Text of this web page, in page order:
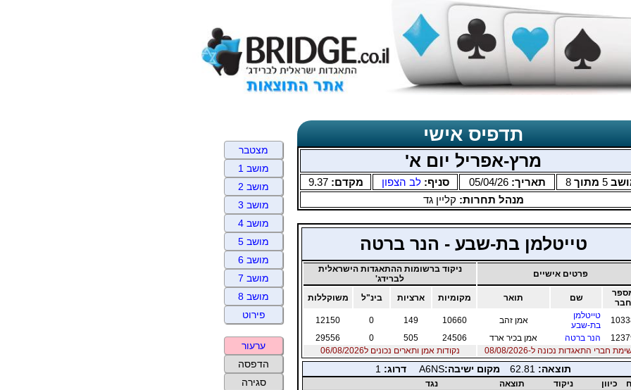
תדפיס אישי
מרץ-אפריל יום א'
5 מתוך 8 תאריך:05/04/26 סניף:לב הצפון מקדם:9.37
מנהל תחרות: קליין גד
טייטלמן בת-שבע - הנר ברטה
פרטים אישיים
ניקוד ברשומות ההתאגדות הישראלית
לברידג'
חבר
שם תואר מקומיות ארציות בינ"ל משוקללות
טייטלמן
בת-שבע
אמן זהב 10660
149
0
12150
הנר ברטה אמן בכיר ארד 24506
505
0
29556
חברי התאגדות נכונה ל-08/08/2026
נקודות אמן ותארים נכונים ל06/08/2026
תוצאה: 62.81 מקום ישיבה:A6NS דרוג: 1
כיוון ניקוד תוצאה
נגד
מצטבר
מושב 1
מושב 2
מושב 3
מושב 4
מושב 5
מושב 6
מושב 7
מושב 8
פירוט
ערעור
הדפסה
סגירה